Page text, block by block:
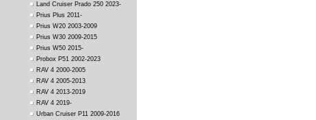
Land Cruiser Prado 250 2023-
Prius Plus 2011-
Prius W20 2003-2009
Prius W30 2009-2015
Prius W50 2015-
Probox P51 2002-2023
RAV 4 2000-2005
RAV 4 2005-2013
RAV 4 2013-2019
RAV 4 2019-
Urban Cruiser P11 2009-2016